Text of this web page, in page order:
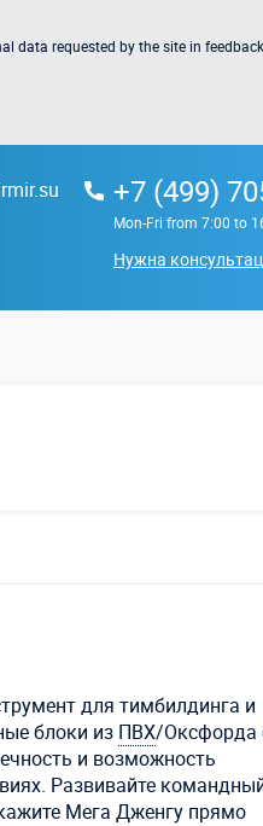
data requested by the site in
+7 (499)
Mon-Fri from 7:00 to
Нужна
для тимбилдинга и
блоки из ПВХ/Оксфорда
и возможность
Развивайте
Мега Дженгу прямо